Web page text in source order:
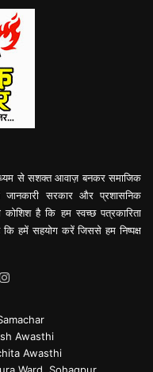
से सशक्त आवाज़ बनकर समाजिक
सरकार और प्रशासनिक
है कि हम स्वच्छ पत्रकारिता
हमें सहयोग करें जिससे हम निष्पक्ष
YouTube
Awasthi
Awasthi